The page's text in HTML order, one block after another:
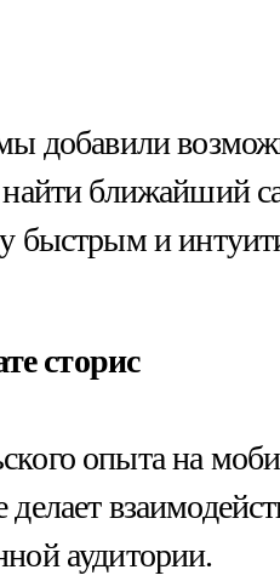
добавили
ближайший
быстрым и
сторис
опыта на
аудитории.